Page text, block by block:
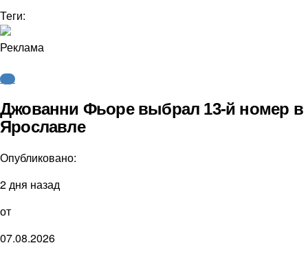
Теги:
Реклама
КХЛ
Джованни Фьоре выбрал 13-й номер в
Ярославле
Опубликовано:
2 дня назад
от
07.08.2026